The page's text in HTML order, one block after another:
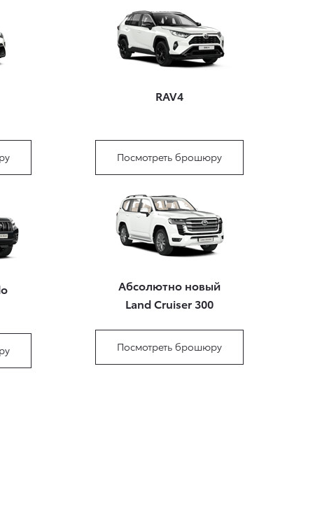
RAV4
Посмотреть брошюру
Абсолютно новый
Land Cruiser 300
Посмотреть брошюру